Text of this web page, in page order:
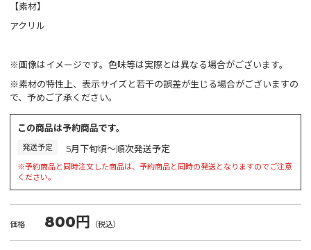
【素材】
アクリル
※画像はイメージです。色味等は実際とは異なる場合がございます。
※素材の特性上、表示サイズと若干の誤差が生じる場合がございますの
で、予めご了承ください。
この商品は予約商品です。
発送予定 5月下旬頃〜順次発送予定
※予約商品と同時注文した商品は、予約商品と同時の発送となりますのでご注意
ください。
価格 800円 （税込）